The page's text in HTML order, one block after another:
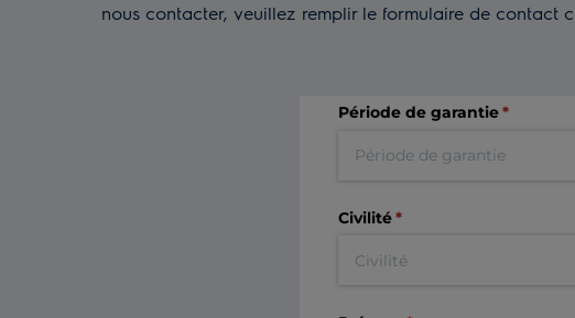
nous contacter, veuillez remplir le formulaire de contact